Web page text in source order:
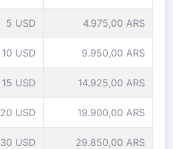
5 USD 4.975,00 ARS
10 USD 9.950,00 ARS
15 USD 14.925,00 ARS
20 USD 19.900,00 ARS
30 USD 29.850,00 ARS